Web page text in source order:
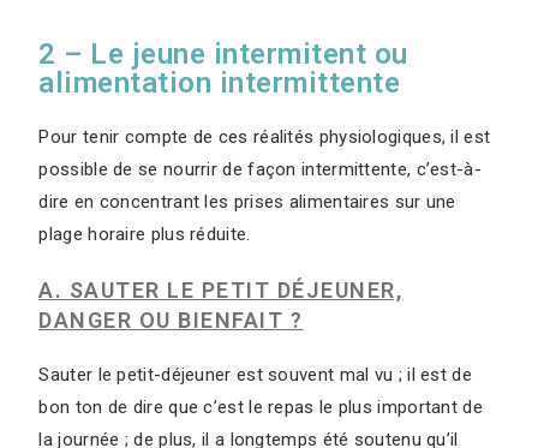
2 – Le jeune intermitent ou
alimentation intermittente
Pour tenir compte de ces réalités physiologiques, il est
possible de se nourrir de façon intermittente, c’est-à-
dire en concentrant les prises alimentaires sur une
plage horaire plus réduite.
A. SAUTER LE PETIT DÉJEUNER,
DANGER OU BIENFAIT ?
Sauter le petit-déjeuner est souvent mal vu ; il est de
bon ton de dire que c’est le repas le plus important de
la journée ; de plus, il a longtemps été soutenu qu’il